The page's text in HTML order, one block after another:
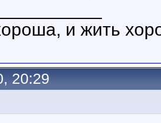
и жить
20:29